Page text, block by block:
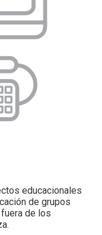
educacionales
de grupos
de los